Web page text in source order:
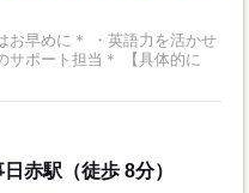
お早めに＊ ・英語力を活かせ
担当＊ 【具体的に
赤駅（徒歩 8分）